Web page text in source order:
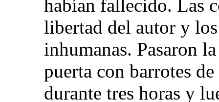
habían fallecido. Las
libertad del autor y
inhumanas. Pasaron
puerta con barrotes
durante tres horas y